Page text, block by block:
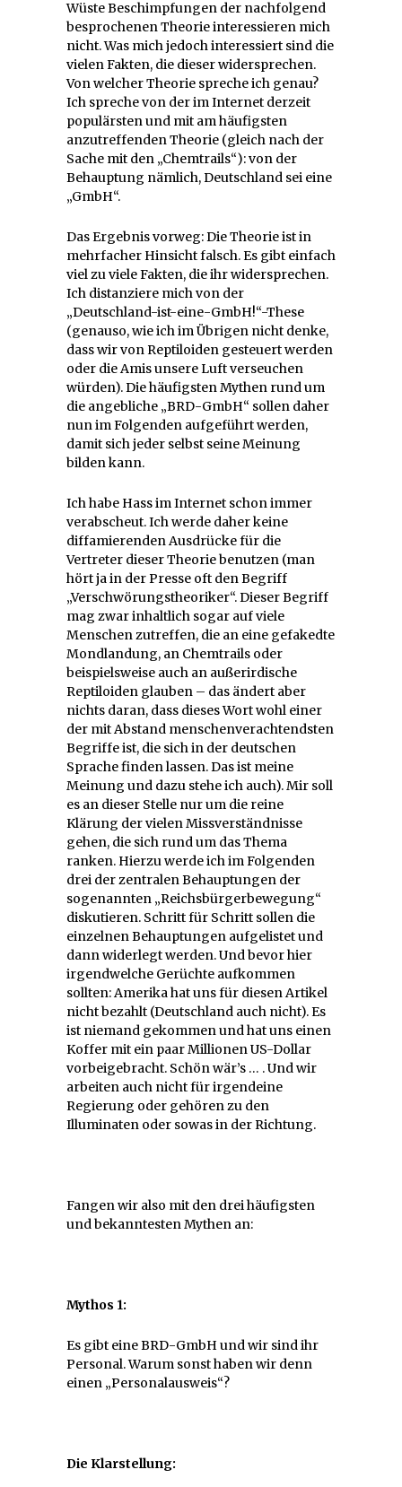
Wüste Beschimpfungen der nachfolgend
besprochenen Theorie interessieren mich
nicht. Was mich jedoch interessiert sind die
vielen Fakten, die dieser widersprechen.
Von welcher Theorie spreche ich genau?
Ich spreche von der im Internet derzeit
populärsten und mit am häufigsten
anzutreffenden Theorie (gleich nach der
Sache mit den „Chemtrails“): von der
Behauptung nämlich, Deutschland sei eine
„GmbH“.
Das Ergebnis vorweg: Die Theorie ist in
mehrfacher Hinsicht falsch. Es gibt einfach
viel zu viele Fakten, die ihr widersprechen.
Ich distanziere mich von der
„Deutschland-ist-eine-GmbH!“-These
(genauso, wie ich im Übrigen nicht denke,
dass wir von Reptiloiden gesteuert werden
oder die Amis unsere Luft verseuchen
würden). Die häufigsten Mythen rund um
die angebliche „BRD-GmbH“ sollen daher
nun im Folgenden aufgeführt werden,
damit sich jeder selbst seine Meinung
bilden kann.
Ich habe Hass im Internet schon immer
verabscheut. Ich werde daher keine
diffamierenden Ausdrücke für die
Vertreter dieser Theorie benutzen (man
hört ja in der Presse oft den Begriff
„Verschwörungstheoriker“. Dieser Begriff
mag zwar inhaltlich sogar auf viele
Menschen zutreffen, die an eine gefakedte
Mondlandung, an Chemtrails oder
beispielsweise auch an außerirdische
Reptiloiden glauben – das ändert aber
nichts daran, dass dieses Wort wohl einer
der mit Abstand menschenverachtendsten
Begriffe ist, die sich in der deutschen
Sprache finden lassen. Das ist meine
Meinung und dazu stehe ich auch). Mir soll
es an dieser Stelle nur um die reine
Klärung der vielen Missverständnisse
gehen, die sich rund um das Thema
ranken. Hierzu werde ich im Folgenden
drei der zentralen Behauptungen der
sogenannten „Reichsbürgerbewegung“
diskutieren. Schritt für Schritt sollen die
einzelnen Behauptungen aufgelistet und
dann widerlegt werden. Und bevor hier
irgendwelche Gerüchte aufkommen
sollten: Amerika hat uns für diesen Artikel
nicht bezahlt (Deutschland auch nicht). Es
ist niemand gekommen und hat uns einen
Koffer mit ein paar Millionen US-Dollar
vorbeigebracht. Schön wär’s … . Und wir
arbeiten auch nicht für irgendeine
Regierung oder gehören zu den
Illuminaten oder sowas in der Richtung.
Fangen wir also mit den drei häufigsten
und bekanntesten Mythen an:
Mythos 1:
Es gibt eine BRD-GmbH und wir sind ihr
Personal. Warum sonst haben wir denn
einen „Personalausweis“?
Die Klarstellung: